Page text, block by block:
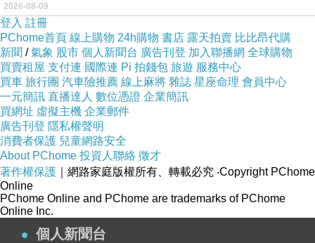
高貴典雅的胡桃色
高級防蛀環保木心板
簡約風格，線條簡單時
可當屏風櫃及展示櫃
商品訊息描述:
2026-08-09
登入 註冊
PChome首頁 線上購物 24h購物 書店 露天拍賣 比比昂代購
新聞 /氣象 股市 個人新聞台 廣告刊登 加入聯播網 全球購物
買賣租屋 支付連 國際連 Pi 拍錢包 旅遊 服務中心
買車 旅行團 汽車險推薦 線上麻將 雜誌 星座命理 會員中心
一元簡訊 直播達人 數位憑證 企業簡訊
買網址 虛擬主機 企業郵件
廣告刊登 隱私權聲明
消費者保護 兒童網路安全
About PChome 投資人聯絡 徵才
著作權保護 ｜網路家庭版權所有、轉載必究 ‧Copyright PChome
Online
PChome Online and PChome are trademarks of PChome
Online Inc.
個人新聞台